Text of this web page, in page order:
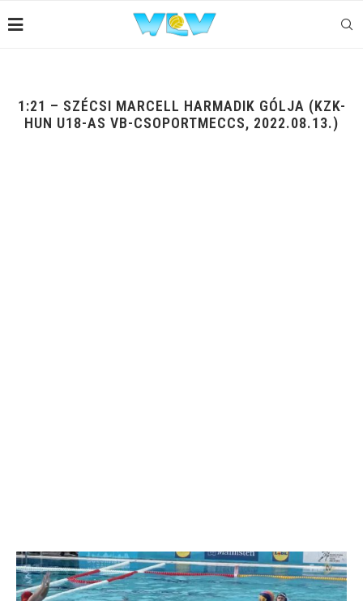
1:21 – SZÉCSI MARCELL HARMADIK GÓLJA (KZK-
HUN U18-AS VB-CSOPORTMECCS, 2022.08.13.)